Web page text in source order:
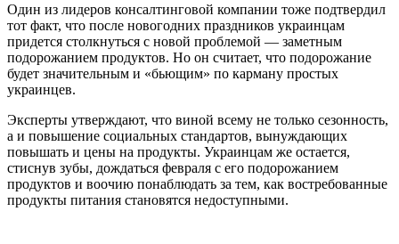
Один из лидеров консалтинговой компании тоже подтвердил
тот факт, что после новогодних праздников украинцам
придется столкнуться с новой проблемой — заметным
подорожанием продуктов. Но он считает, что подорожание
будет значительным и «бьющим» по карману простых
украинцев.
Эксперты утверждают, что виной всему не только сезонность,
а и повышение социальных стандартов, вынуждающих
повышать и цены на продукты. Украинцам же остается,
стиснув зубы, дождаться февраля с его подорожанием
продуктов и воочию понаблюдать за тем, как востребованные
продукты питания становятся недоступными.